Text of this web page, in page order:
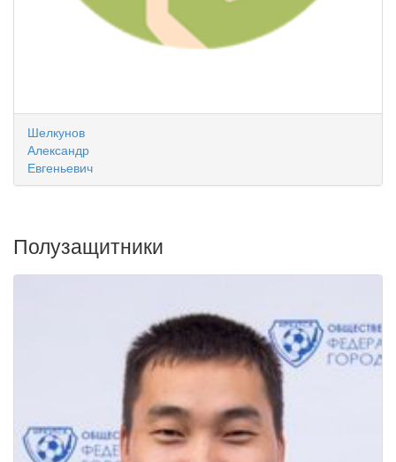
Шелкунов
Александр
Евгеньевич
Полузащитники